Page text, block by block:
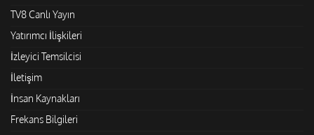
TV8 Canlı Yayın
Yatırımcı İlişkileri
İzleyici Temsilcisi
İletişim
İnsan Kaynakları
Frekans Bilgileri